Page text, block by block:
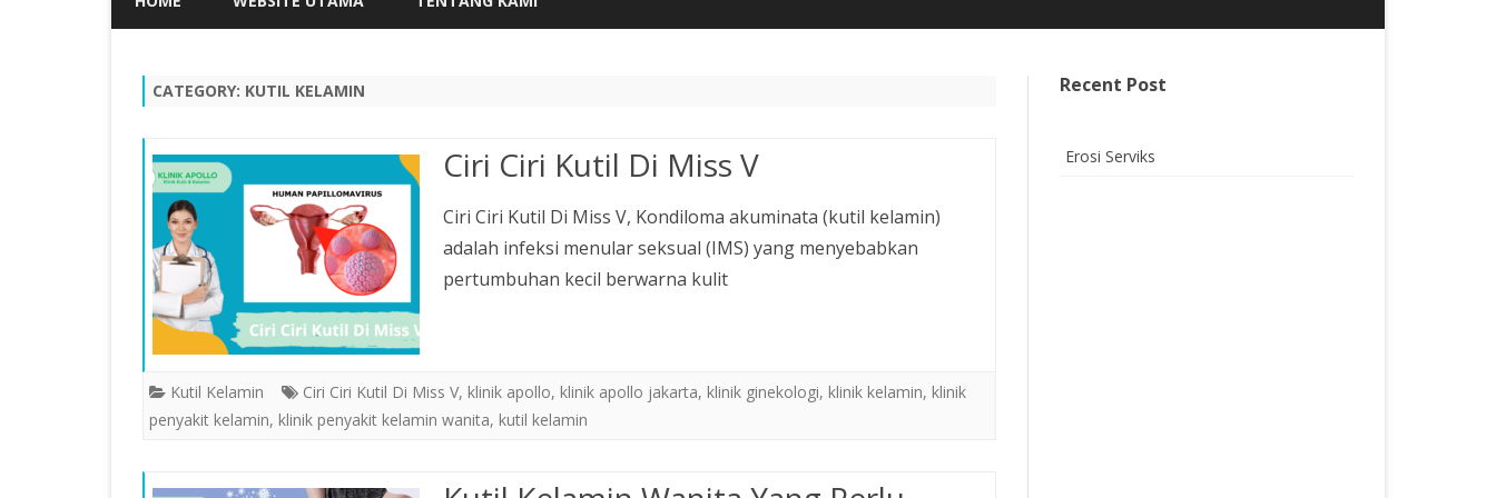
CATEGORY: KUTIL KELAMIN
Ciri Ciri Kutil Di Miss V
Ciri Ciri Kutil Di Miss V, Kondiloma akuminata (kutil kelamin)
adalah infeksi menular seksual (IMS) yang menyebabkan
pertumbuhan kecil berwarna kulit
Kutil Kelamin Ciri Ciri Kutil Di Miss V, klinik apollo, klinik apollo jakarta, klinik ginekologi, klinik kelamin, klinik
penyakit kelamin, klinik penyakit kelamin wanita, kutil kelamin
Recent Post
Erosi Serviks